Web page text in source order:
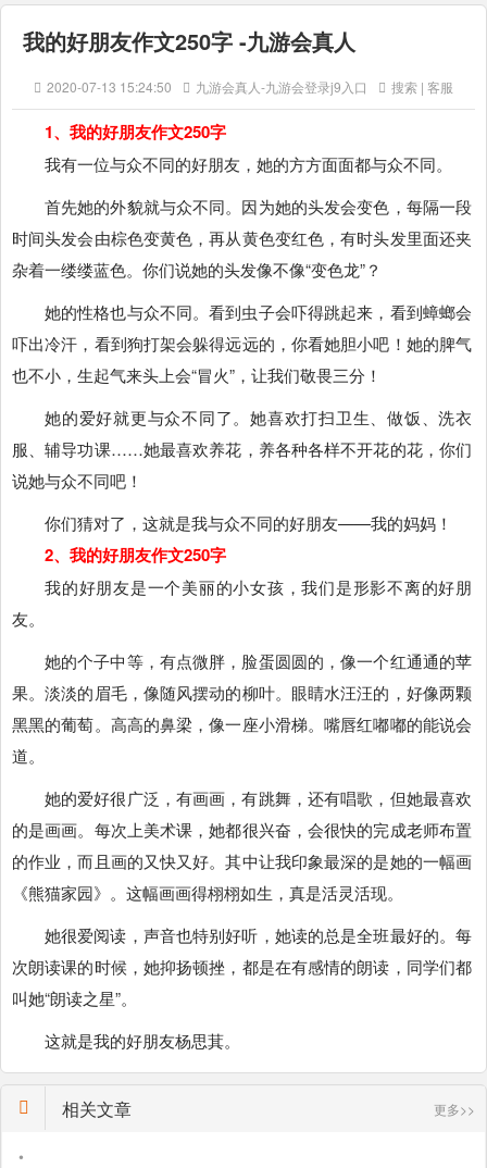
我的好朋友作文250字 -九游会真人
2020-07-13 15:24:50 九游会真人-九游会登录j9入口 搜索 | 客服
1、我的好朋友作文250字
我有一位与众不同的好朋友，她的方方面面都与众不同。
首先她的外貌就与众不同。因为她的头发会变色，每隔一段
时间头发会由棕色变黄色，再从黄色变红色，有时头发里面还夹
杂着一缕缕蓝色。你们说她的头发像不像“变色龙”？
她的性格也与众不同。看到虫子会吓得跳起来，看到蟑螂会
吓出冷汗，看到狗打架会躲得远远的，你看她胆小吧！她的脾气
也不小，生起气来头上会“冒火”，让我们敬畏三分！
她的爱好就更与众不同了。她喜欢打扫卫生、做饭、洗衣
服、辅导功课……她最喜欢养花，养各种各样不开花的花，你们
说她与众不同吧！
你们猜对了，这就是我与众不同的好朋友——我的妈妈！
2、我的好朋友作文250字
我的好朋友是一个美丽的小女孩，我们是形影不离的好朋
友。
她的个子中等，有点微胖，脸蛋圆圆的，像一个红通通的苹
果。淡淡的眉毛，像随风摆动的柳叶。眼睛水汪汪的，好像两颗
黑黑的葡萄。高高的鼻梁，像一座小滑梯。嘴唇红嘟嘟的能说会
道。
她的爱好很广泛，有画画，有跳舞，还有唱歌，但她最喜欢
的是画画。每次上美术课，她都很兴奋，会很快的完成老师布置
的作业，而且画的又快又好。其中让我印象最深的是她的一幅画
《熊猫家园》。这幅画画得栩栩如生，真是活灵活现。
她很爱阅读，声音也特别好听，她读的总是全班最好的。每
次朗读课的时候，她抑扬顿挫，都是在有感情的朗读，同学们都
叫她“朗读之星”。
这就是我的好朋友杨思萁。
相关文章 更多>>
•